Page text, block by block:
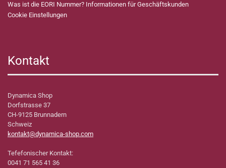
Was ist die EORI Nummer? Informationen für Geschäftskunden
Cookie Einstellungen
Kontakt
Dynamica Shop
Dorfstrasse 37
CH-9125 Brunnadern
Schweiz
kontakt@dynamica-shop.com
Tefefonischer Kontakt:
0041 71 565 41 36